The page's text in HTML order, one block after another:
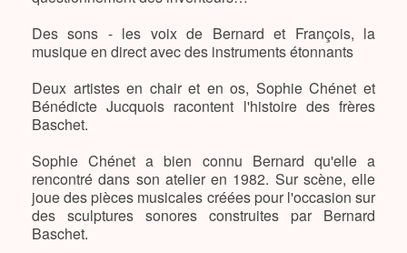
Des sons - les voix de Bernard et François, la
musique en direct avec des instruments étonnants
Deux artistes en chair et en os, Sophie Chénet et
Bénédicte Jucquois racontent l'histoire des frères
Baschet.
Sophie Chénet a bien connu Bernard qu'elle a
rencontré dans son atelier en 1982. Sur scène, elle
joue des pièces musicales créées pour l'occasion sur
des sculptures sonores construites par Bernard
Baschet.